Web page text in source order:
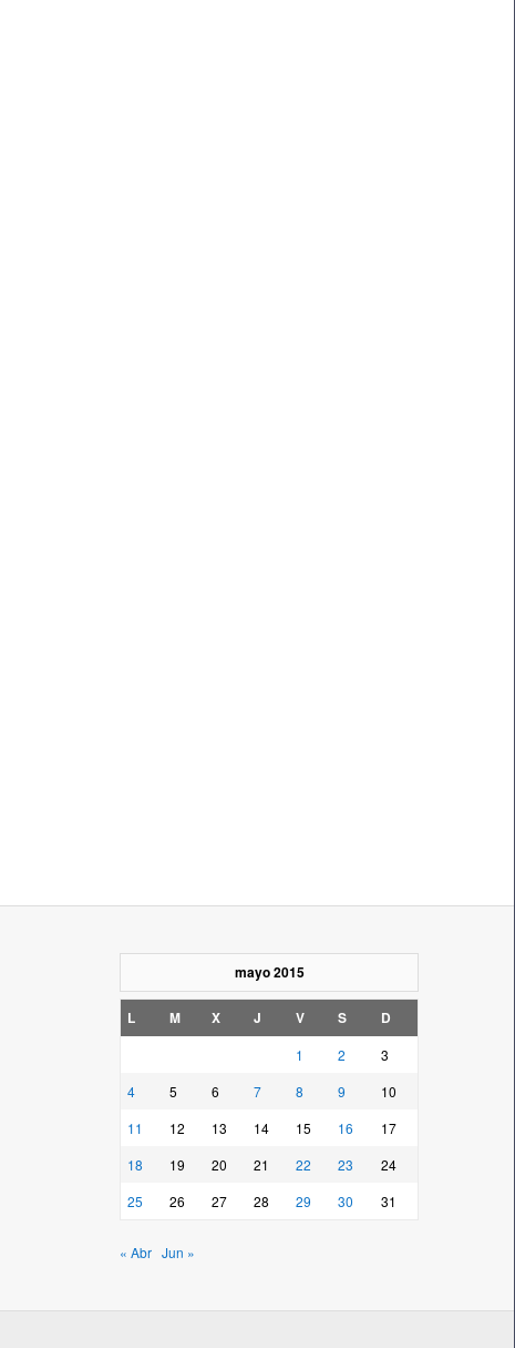
mayo 2015
L M X J V S D
1 2
3
4
5 6 7 8 9
10
11
12 13 14 15 16
17
18
19 20 21 22 23
24
25
26 27 28 29 30 31
« Abr Jun »